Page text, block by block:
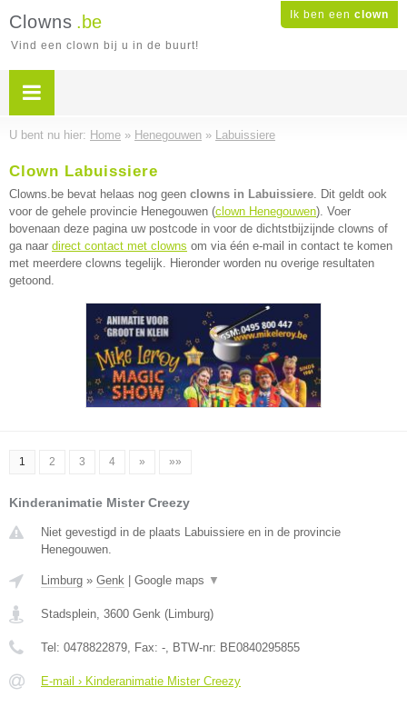
Ik ben een clown
Clowns .be
Vind een clown bij u in de buurt!
U bent nu hier: Home » Henegouwen » Labuissiere
Clown Labuissiere
Clowns.be bevat helaas nog geen clowns in Labuissiere. Dit geldt ook
voor de gehele provincie Henegouwen (clown Henegouwen). Voer
bovenaan deze pagina uw postcode in voor de dichtstbijzijnde clowns of
ga naar direct contact met clowns om via één e-mail in contact te komen
met meerdere clowns tegelijk. Hieronder worden nu overige resultaten
getoond.
1 2 3 4 » »»
Kinderanimatie Mister Creezy
Niet gevestigd in de plaats Labuissiere en in de provincie
Henegouwen.
Limburg » Genk Google maps ▼
Stadsplein, 3600 Genk (Limburg)
Tel: 0478822879, Fax: -, BTW-nr: BE0840295855
E-mail › Kinderanimatie Mister Creezy